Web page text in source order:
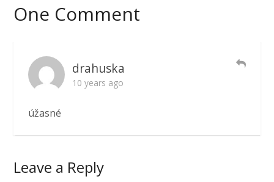
One Comment
drahuska
10 years ago
úžasné
Leave a Reply